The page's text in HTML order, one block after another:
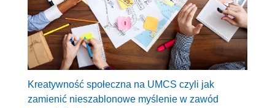
Kreatywność społeczna na UMCS czyli jak
zamienić nieszablonowe myślenie w zawód